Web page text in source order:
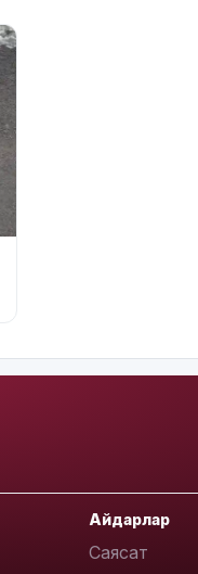
Айдарлар
Саясат